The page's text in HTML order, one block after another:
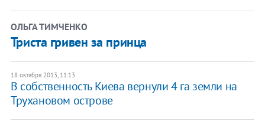
ОЛЬГА ТИМЧЕНКО
Триста гривен за принца
18 октября 2013, 11:13
В собственность Киева вернули 4 га земли на
Трухановом острове